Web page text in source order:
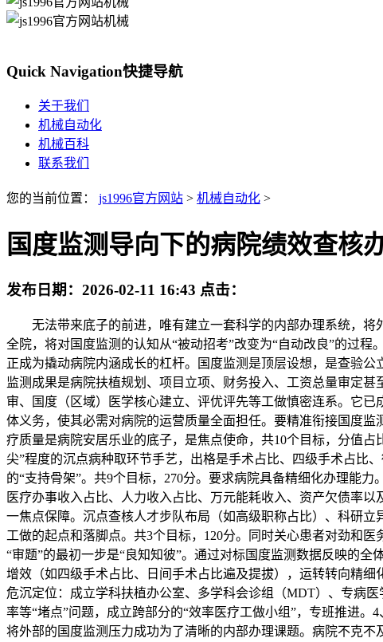
Quick Navigation快捷导航
关于我们
机械自动化
机械百科
联系我们
您的当前位置： js1996官方网站 > 机械自动化 >
国度监测导向下的病院绩效查核
发布日期： 2026-02-11 16:43 点击：
无法带来底子的前进，唯有建立一套科学的内部办理系统，将
全院，将对国度监测的认知从“被动招考”改变为“自动改良”的过
正成为撬动病院内涵成长的杠杆。国度监测是顶层设想，是查验公
监测成果是病院扶植规划、项目立项、财务投入、工资总量审定
审、国度（区域）医学核心建立、评优评先等工做慎密连系。它
体义务，使其必需对病院的运营质量全面担任。要精准衔接国度
疗质量是病院安居乐业的底子，是焦点使命，共10个目标，分值
尖”程度的沉点病种取环节手艺，出格是手术占比、四级手术占比
的“支持骨架”。共9个目标，270分。要求病院具备精细化办理能
医疗办事收入占比、人力收入占比、万元能耗收入、资产欠债率
一焦点保障。沉点查核人才步队布局（如高级职称占比）、科研
工做的起点和落脚点。共3个目标，120分。同时关心患者对劲和
“审题”的最初一步是“良知知彼”。通过对标国度监测数据反映的
增效（如四级手术占比、日间手术占比遍及提拔），运转转向精
危沉定位：成立学科扶植办公室、多学科会诊组（MDT）、专病
率等“堵点”问题，成立跨部分的“效率医疗工做小组”，专班推进
将外部的国度监测压力成功为了清晰的内部办理课题。病院不克